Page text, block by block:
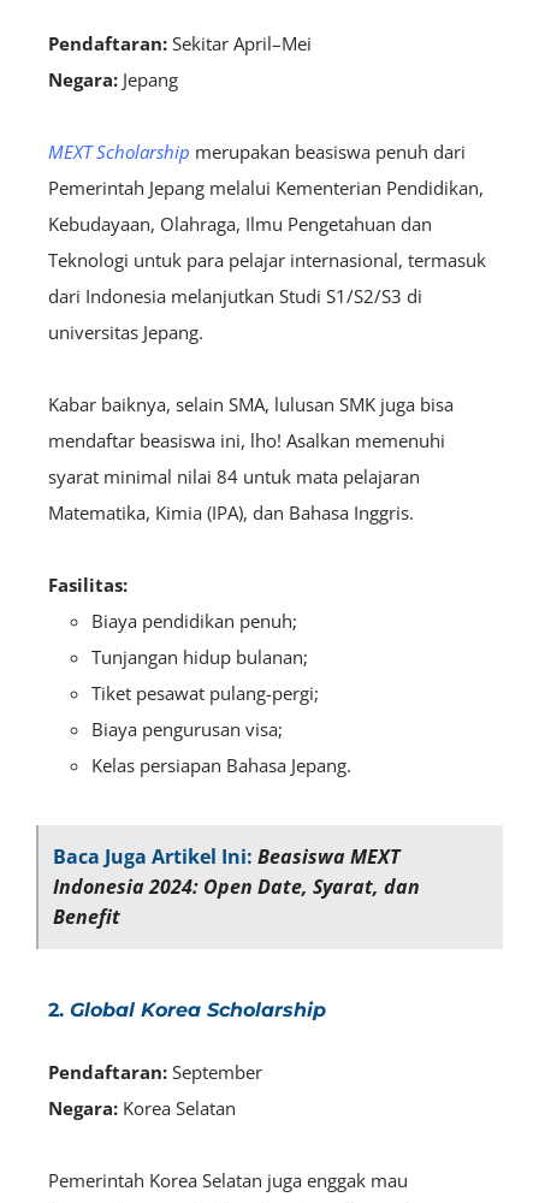
Pendaftaran: Sekitar April–Mei
Negara: Jepang
MEXT Scholarship merupakan beasiswa penuh dari
Pemerintah Jepang melalui Kementerian Pendidikan,
Kebudayaan, Olahraga, Ilmu Pengetahuan dan
Teknologi untuk para pelajar internasional, termasuk
dari Indonesia melanjutkan Studi S1/S2/S3 di
universitas Jepang.
Kabar baiknya, selain SMA, lulusan SMK juga bisa
mendaftar beasiswa ini, lho! Asalkan memenuhi
syarat minimal nilai 84 untuk mata pelajaran
Matematika, Kimia (IPA), dan Bahasa Inggris.
Fasilitas:
Biaya pendidikan penuh;
Tunjangan hidup bulanan;
Tiket pesawat pulang-pergi;
Biaya pengurusan visa;
Kelas persiapan Bahasa Jepang.
Baca Juga Artikel Ini: Beasiswa MEXT
Indonesia 2024: Open Date, Syarat, dan
Benefit
2. Global Korea Scholarship
Pendaftaran: September
Negara: Korea Selatan
Pemerintah Korea Selatan juga enggak mau